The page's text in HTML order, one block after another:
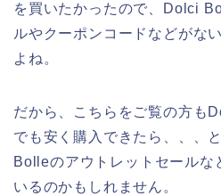
を買いたかったので、Dolci
ルやクーポンコードなどがな
よね。
だから、こちらをご覧の方も
でも安く購入できたら、、、
Bolleのアウトレットセールな
いるのかもしれません。